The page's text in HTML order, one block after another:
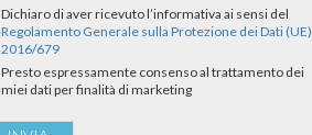
Dichiaro di aver ricevuto l’informativa ai sensi del
Regolamento Generale sulla Protezione dei Dati (UE)
2016/679
Presto espressamente consenso al trattamento dei
miei dati per finalità di marketing